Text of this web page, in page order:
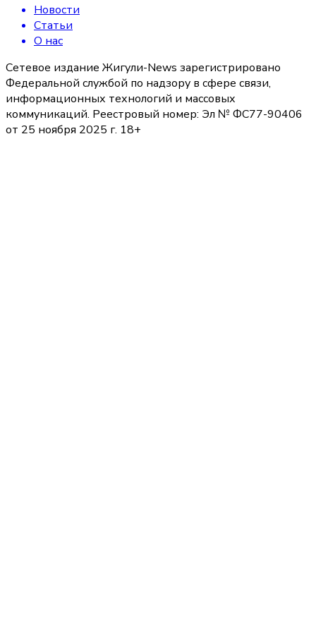
Новости
Статьи
О нас
Сетевое издание Жигули-News зарегистрировано
Федеральной службой по надзору в сфере связи,
информационных технологий и массовых
коммуникаций. Реестровый номер: Эл № ФС77-90406
от 25 ноября 2025 г. 18+